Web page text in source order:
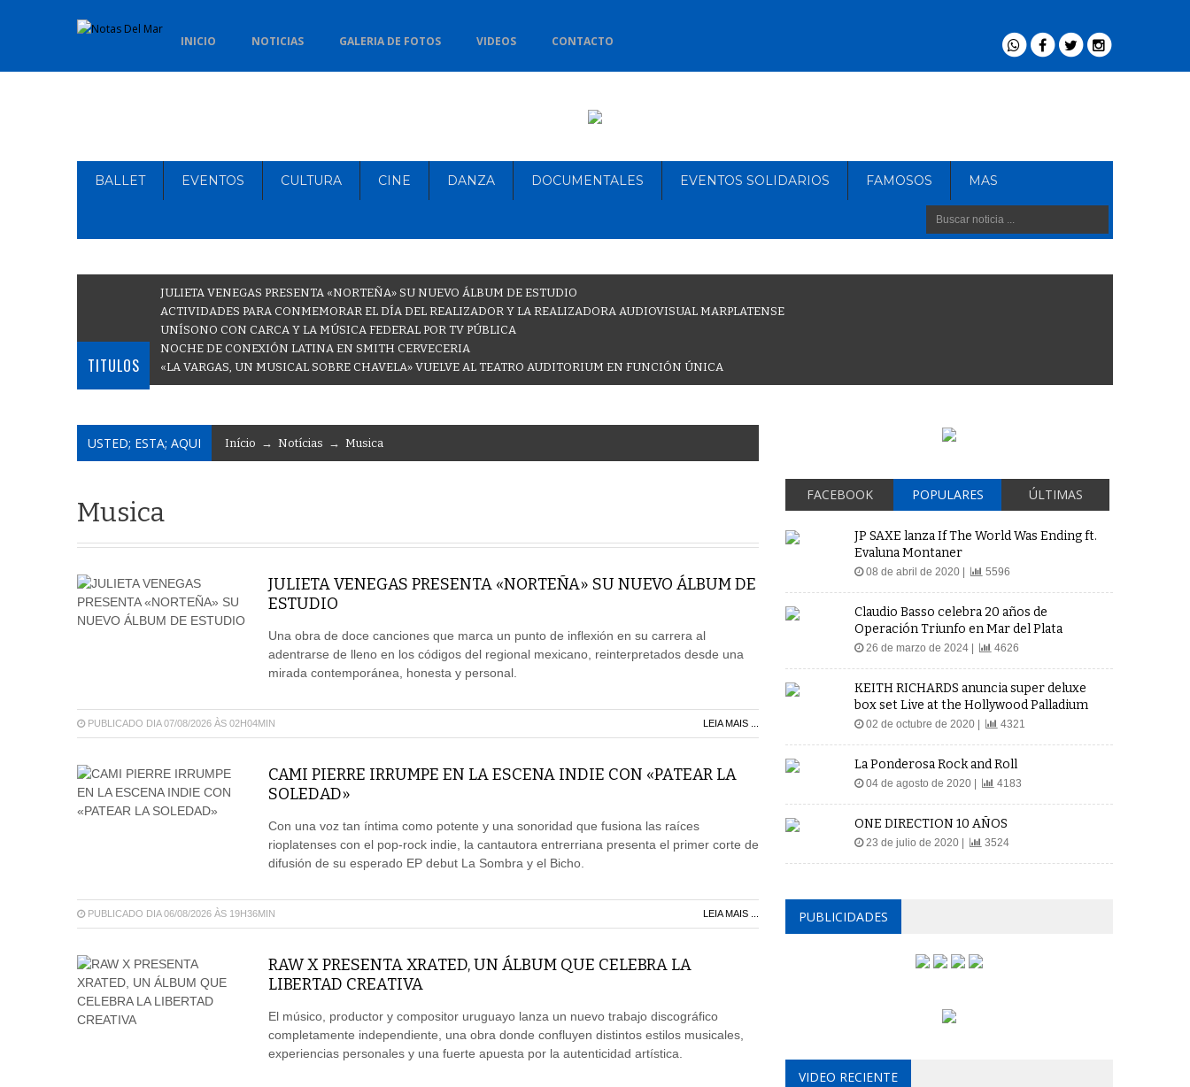
INICIO NOTICIAS GALERIA DE FOTOS VIDEOS CONTACTO
BALLET EVENTOS CULTURA CINE DANZA DOCUMENTALES EVENTOS SOLIDARIOS FAMOSOS MAS
TITULOS
JULIETA VENEGAS PRESENTA «NORTEÑA» SU NUEVO ÁLBUM DE ESTUDIO
ACTIVIDADES PARA CONMEMORAR EL DÍA DEL REALIZADOR Y LA REALIZADORA AUDIOVISUAL MARPLATENSE
UNÍSONO CON CARCA Y LA MÚSICA FEDERAL POR TV PÚBLICA
NOCHE DE CONEXIÓN LATINA EN SMITH CERVECERIA
«LA VARGAS, UN MUSICAL SOBRE CHAVELA» VUELVE AL TEATRO AUDITORIUM EN FUNCIÓN ÚNICA
USTED; ESTA; AQUI Início → Notícias → Musica
Musica
JULIETA VENEGAS PRESENTA «NORTEÑA» SU NUEVO ÁLBUM DE
ESTUDIO
Una obra de doce canciones que marca un punto de inflexión en su carrera al
adentrarse de lleno en los códigos del regional mexicano, reinterpretados desde una
mirada contemporánea, honesta y personal.
PUBLICADO DIA 07/08/2026 ÀS 02H04MIN LEIA MAIS ...
CAMI PIERRE IRRUMPE EN LA ESCENA INDIE CON «PATEAR LA
SOLEDAD»
Con una voz tan íntima como potente y una sonoridad que fusiona las raíces
rioplatenses con el pop-rock indie, la cantautora entrerriana presenta el primer corte de
difusión de su esperado EP debut La Sombra y el Bicho.
PUBLICADO DIA 06/08/2026 ÀS 19H36MIN LEIA MAIS ...
RAW X PRESENTA XRATED, UN ÁLBUM QUE CELEBRA LA
LIBERTAD CREATIVA
El músico, productor y compositor uruguayo lanza un nuevo trabajo discográfico
completamente independiente, una obra donde confluyen distintos estilos musicales,
experiencias personales y una fuerte apuesta por la autenticidad artística.
FACEBOOK POPULARES ÚLTIMAS
JP SAXE lanza If The World Was Ending ft.
Evaluna Montaner
08 de abril de 2020 | 5596
Claudio Basso celebra 20 años de
Operación Triunfo en Mar del Plata
26 de marzo de 2024 | 4626
KEITH RICHARDS anuncia super deluxe
box set Live at the Hollywood Palladium
02 de octubre de 2020 | 4321
La Ponderosa Rock and Roll
04 de agosto de 2020 | 4183
ONE DIRECTION 10 AÑOS
23 de julio de 2020 | 3524
PUBLICIDADES
VIDEO RECIENTE